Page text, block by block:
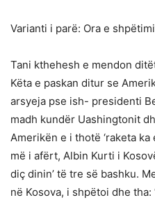
Varianti i parë: Ora e
Tani kthehesh e mendon
Këta e paskan ditur se
arsyeja pse ish- presidenti
madh kundër Uashingtonit
Amerikën e i thotë ‘raketa ka
më i afërt, Albin Kurti i
diç dinin’ të tre së bashku.
në Kosova, i shpëtoi dhe tha: